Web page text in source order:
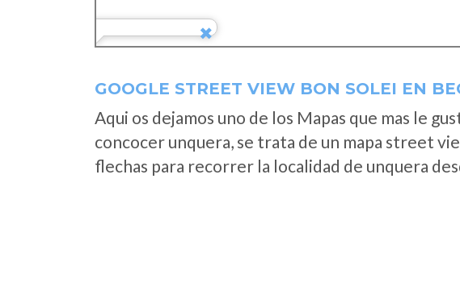
GOOGLE STREET VIEW BON SOLEI EN
Aqui os dejamos uno de los Mapas que mas le
concocer unquera, se trata de un mapa street
flechas para recorrer la localidad de unquera